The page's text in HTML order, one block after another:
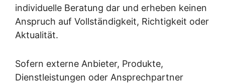
individuelle Beratung dar und erheben keinen
Anspruch auf Vollständigkeit, Richtigkeit oder
Aktualität.
Sofern externe Anbieter, Produkte,
Dienstleistungen oder Ansprechpartner